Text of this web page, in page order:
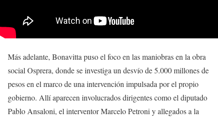
Más adelante, Bonavitta puso el foco en las maniobras en la obra
social Osprera, donde se investiga un desvío de 5.000 millones de
pesos en el marco de una intervención impulsada por el propio
gobierno. Allí aparecen involucrados dirigentes como el diputado
Pablo Ansaloni, el interventor Marcelo Petroni y allegados a la